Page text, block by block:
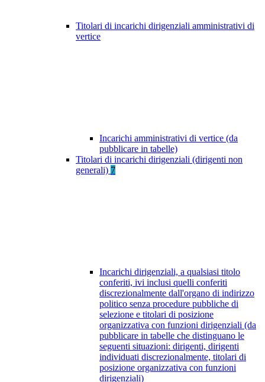
Titolari di incarichi dirigenziali amministrativi di
vertice
Incarichi amministrativi di vertice (da
pubblicare in tabelle)
Titolari di incarichi dirigenziali (dirigenti non
generali) 7
Incarichi dirigenziali, a qualsiasi titolo
conferiti, ivi inclusi quelli conferiti
discrezionalmente dall'organo di indirizzo
politico senza procedure pubbliche di
selezione e titolari di posizione
organizzativa con funzioni dirigenziali (da
pubblicare in tabelle che distinguano le
seguenti situazioni: dirigenti, dirigenti
individuati discrezionalmente, titolari di
posizione organizzativa con funzioni
dirigenziali)